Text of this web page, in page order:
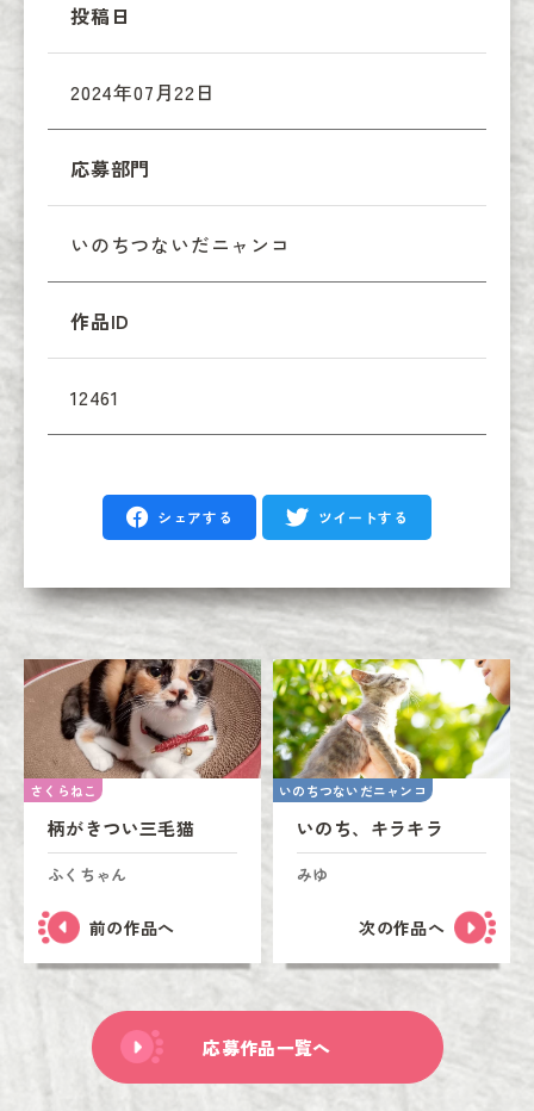
投稿日
2024年07月22日
応募部門
いのちつないだニャンコ
作品ID
12461
シェアする ツイートする
さくらねこ
柄がきつい三毛猫
ふくちゃん
前の作品へ
いのちつないだニャンコ
いのち、キラキラ
みゆ
次の作品へ
応募作品一覧へ